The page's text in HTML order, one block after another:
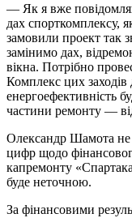
— Як я вже
дах спорткомплексу,
замовили проект так
замінимо дах,
вікна. Потрібно
Комплекс цих
енергоефективність
частини ремонту —
Олександр Шамота не
цифр щодо
капремонту
буде неточною.
За фінансовими